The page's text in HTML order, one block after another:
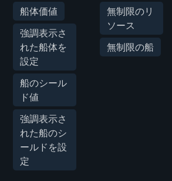
船体価値
強調表示さ
れた船体を
設定
船のシール
ド値
強調表示さ
れた船のシ
ールドを設
定
無制限のリ
ソース
無制限の船